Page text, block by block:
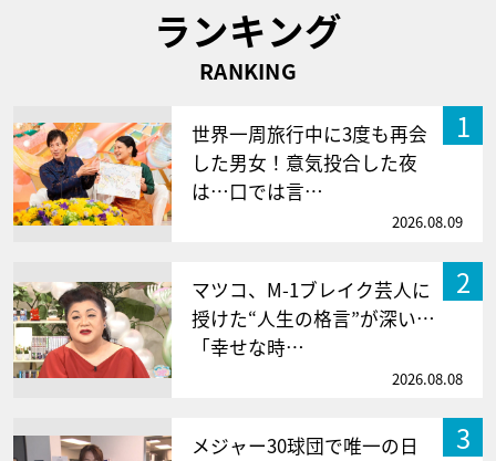
ランキング
RANKING
1
世界一周旅行中に3度も再会
した男女！意気投合した夜
は…口では言…
2026.08.09
2
マツコ、M-1ブレイク芸人に
授けた“人生の格言”が深い…
「幸せな時…
2026.08.08
3
メジャー30球団で唯一の日